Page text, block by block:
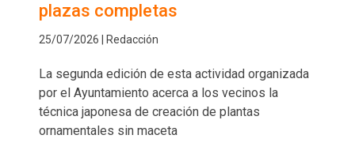
plazas completas
25/07/2026 | Redacción
La segunda edición de esta actividad organizada
por el Ayuntamiento acerca a los vecinos la
técnica japonesa de creación de plantas
ornamentales sin maceta